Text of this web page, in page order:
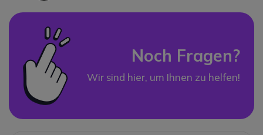
Noch Fragen?
Wir sind hier, um Ihnen zu helfen!